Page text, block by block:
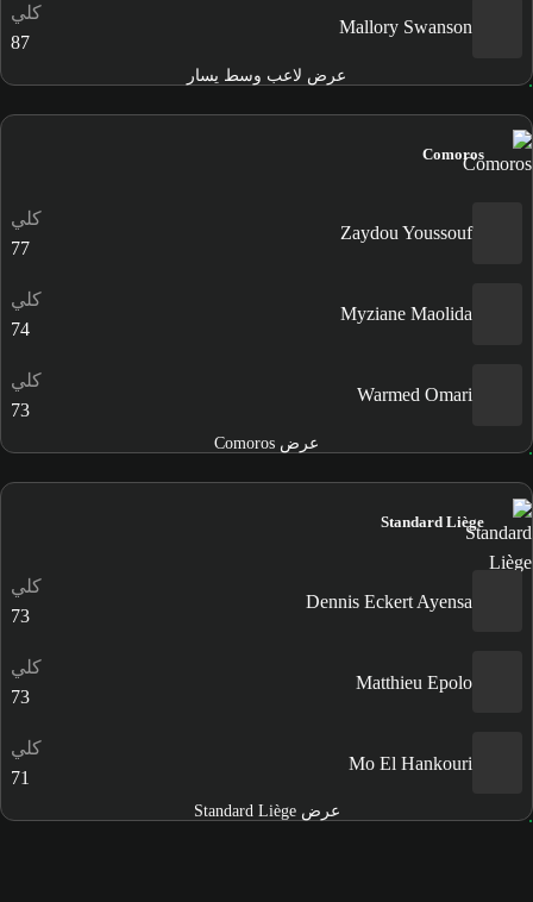
Mallory Swanson
كلي
87
عرض لاعب وسط يسار
Comoros
Zaydou Youssouf
كلي
77
Myziane Maolida
كلي
74
Warmed Omari
كلي
73
عرض Comoros
Standard Liège
Dennis Eckert Ayensa
كلي
73
Matthieu Epolo
كلي
73
Mo El Hankouri
كلي
71
عرض Standard Liège